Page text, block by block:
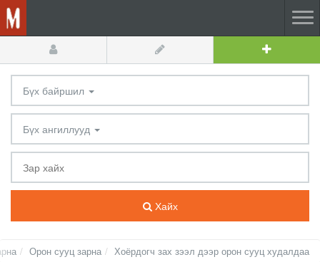
Бүх байршил
Бүх ангиллууд
Хайх
Орон сууц зарна Хоёрдогч зах зээл дээр орон сууц худалдаа